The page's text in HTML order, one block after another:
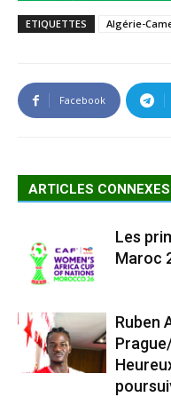
ETIQUETTES Algérie-
Facebook
ARTICLES CONNEXES
Les
Maroc
Ruben